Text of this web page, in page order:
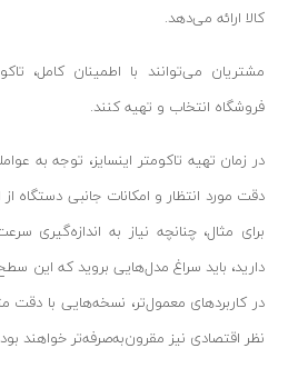
ماساژور شارژی
شیشه شوی شارژی
دریل‌ها
بتن‌کن و چکش تخریب
فرزها
بکس و پیچ‌گوشتی
استابیلا - STABILA
باس - BOSS
رابین - Rabin
زینسر - Zinser
ای جی پی - EGP
ای جی پی - AGP
قهوه‌ای - نقره‌ای
آبی-نقره‌ای-مشکی
سفید -مشکی
طلایی - نقره‌ای
نقره‌ای - نوک مدادی
سرمه‌ای - طوسی
کالا ارائه می‌دهد.
مشتریان می‌توانند با اطمینان کامل،
فروشگاه انتخاب و تهیه کنند.
در زمان تهیه تاکومتر اینسایز، توجه به
دقت مورد انتظار و امکانات جانبی دستگاه
برای مثال، چنانچه نیاز به اندازه‌گیری
دارید، باید سراغ مدل‌هایی بروید که این
در کاربردهای معمول‌تر، نسخه‌هایی با دقت
نظر اقتصادی نیز مقرون‌به‌صرفه‌تر خواهند